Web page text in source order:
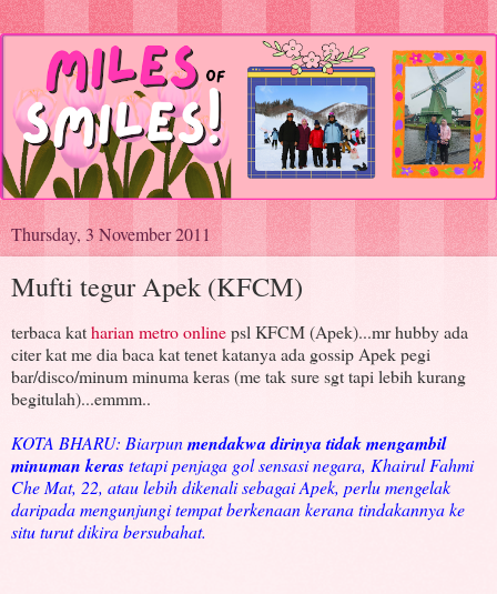
Thursday, 3 November 2011
Mufti tegur Apek (KFCM)
terbaca katharian metro onlinepsl KFCM (Apek)...mr hubby ada
citer kat me dia baca kat tenet katanya ada gossip Apek pegi
bar/disco/minum minuma keras (me tak sure sgt tapi lebih kurang
begitulah)...emmm..
KOTA BHARU: Biarpunmendakwa dirinya tidak mengambil
minuman kerastetapi penjaga gol sensasi negara, Khairul Fahmi
Che Mat, 22, atau lebih dikenali sebagai Apek, perlu mengelak
daripada mengunjungi tempat berkenaan kerana tindakannya ke
situ turut dikira bersubahat.